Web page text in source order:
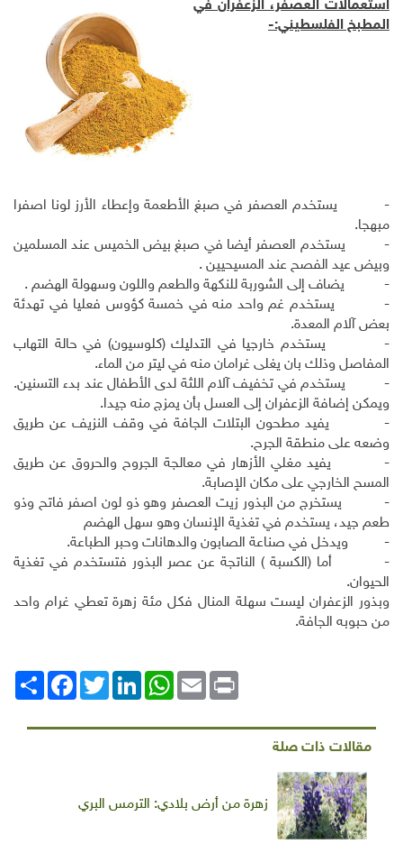
استعمالات العصفر، الزعفران في
المطبخ الفلسطيني:-
- يستخدم العصفر في صبغ الأطعمة وإعطاء الأرز لونا اصفرا
مبهجا.
- يستخدم العصفر أيضا في صبغ بيض الخميس عند المسلمين
وبيض عيد الفصح عند المسيحيين .
- يضاف إلى الشوربة للنكهة والطعم واللون وسهولة الهضم .
- يستخدم غم واحد منه في خمسة كؤوس فعليا في تهدئة
بعض آلام المعدة.
- يستخدم خارجيا في التدليك (كلوسيون) في حالة التهاب
المفاصل وذلك بان يغلى غرامان منه في ليتر من الماء.
- يستخدم في تخفيف آلام اللثة لدى الأطفال عند بدء التسنين.
ويمكن إضافة الزعفران إلى العسل بأن يمزج منه جيدا.
- يفيد مطحون البتلات الجافة في وقف النزيف عن طريق
وضعه على منطقة الجرح.
- يفيد مغلي الأزهار في معالجة الجروح والحروق عن طريق
المسح الخارجي على مكان الإصابة.
- يستخرج من البذور زيت العصفر وهو ذو لون اصفر فاتح وذو
طعم جيد، يستخدم في تغذية الإنسان وهو سهل الهضم
- ويدخل في صناعة الصابون والدهانات وحبر الطباعة.
- أما (الكسبة ) الناتجة عن عصر البذور فتستخدم في تغذية
الحيوان.
وبذور الزعفران ليست سهلة المنال فكل مئة زهرة تعطي غرام واحد
من حبوبه الجافة.
انشر
FacebookTwitterLinkedIn
WhatsAppEmail Print
مقالات ذات صلة
زهرة من أرض بلادي: الترمس البري